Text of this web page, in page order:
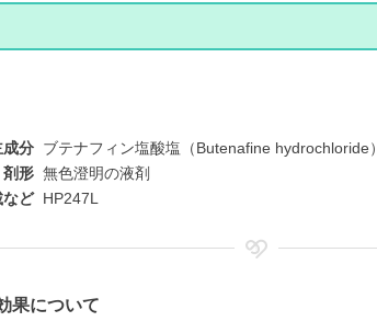
成分 ブテナフィン塩酸塩（Butenafine hydrochloride）
剤形 無色澄明の液剤
など HP247L
果について